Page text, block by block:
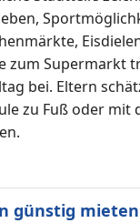
zum Supermarkt
bei. Eltern
zu Fuß oder mit
günstig